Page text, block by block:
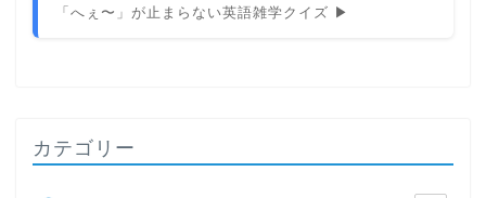
「へぇ〜」が止まらない英語雑学クイズ ▶
カテゴリー